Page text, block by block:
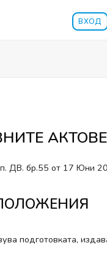
ВХОД
АКТОВЕ
ДВ. бр.55 от 17 Юни
подготовката,